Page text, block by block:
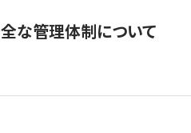
な管理体制について